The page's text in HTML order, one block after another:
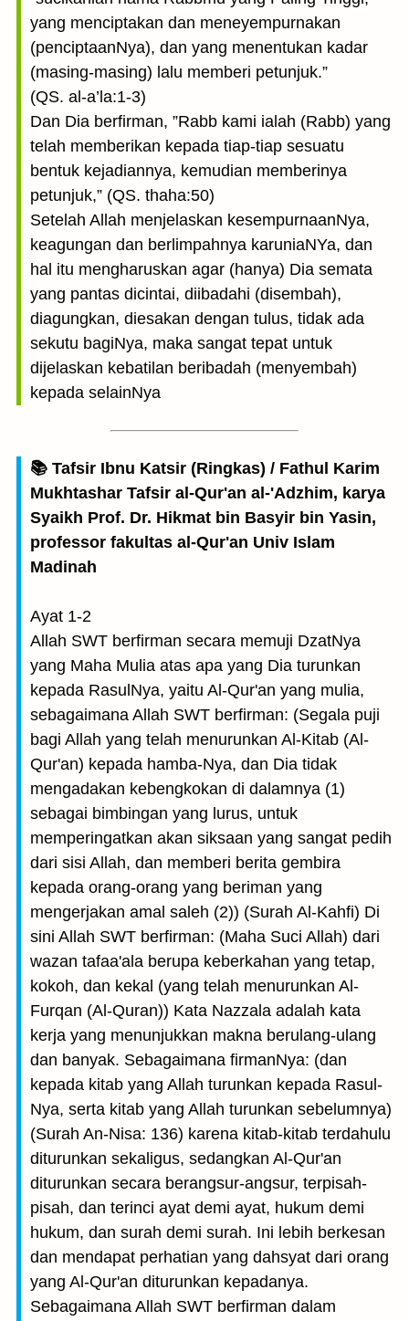
yang menciptakan dan meneyempurnakan
(penciptaanNya), dan yang menentukan kadar
(masing-masing) lalu memberi petunjuk.”
(QS. al-a’la:1-3)
Dan Dia berfirman, ”Rabb kami ialah (Rabb) yang
telah memberikan kepada tiap-tiap sesuatu
bentuk kejadiannya, kemudian memberinya
petunjuk,” (QS. thaha:50)
Setelah Allah menjelaskan kesempurnaanNya,
keagungan dan berlimpahnya karuniaNYa, dan
hal itu mengharuskan agar (hanya) Dia semata
yang pantas dicintai, diibadahi (disembah),
diagungkan, diesakan dengan tulus, tidak ada
sekutu bagiNya, maka sangat tepat untuk
dijelaskan kebatilan beribadah (menyembah)
kepada selainNya
📚 Tafsir Ibnu Katsir (Ringkas) / Fathul Karim
Mukhtashar Tafsir al-Qur'an al-'Adzhim, karya
Syaikh Prof. Dr. Hikmat bin Basyir bin Yasin,
professor fakultas al-Qur'an Univ Islam
Madinah
Ayat 1-2
Allah SWT berfirman secara memuji DzatNya
yang Maha Mulia atas apa yang Dia turunkan
kepada RasulNya, yaitu Al-Qur'an yang mulia,
sebagaimana Allah SWT berfirman: (Segala puji
bagi Allah yang telah menurunkan Al-Kitab (Al-
Qur'an) kepada hamba-Nya, dan Dia tidak
mengadakan kebengkokan di dalamnya (1)
sebagai bimbingan yang lurus, untuk
memperingatkan akan siksaan yang sangat pedih
dari sisi Allah, dan memberi berita gembira
kepada orang-orang yang beriman yang
mengerjakan amal saleh (2)) (Surah Al-Kahfi) Di
sini Allah SWT berfirman: (Maha Suci Allah) dari
wazan tafaa'ala berupa keberkahan yang tetap,
kokoh, dan kekal (yang telah menurunkan Al-
Furqan (Al-Quran)) Kata Nazzala adalah kata
kerja yang menunjukkan makna berulang-ulang
dan banyak. Sebagaimana firmanNya: (dan
kepada kitab yang Allah turunkan kepada Rasul-
Nya, serta kitab yang Allah turunkan sebelumnya)
(Surah An-Nisa: 136) karena kitab-kitab terdahulu
diturunkan sekaligus, sedangkan Al-Qur'an
diturunkan secara berangsur-angsur, terpisah-
pisah, dan terinci ayat demi ayat, hukum demi
hukum, dan surah demi surah. Ini lebih berkesan
dan mendapat perhatian yang dahsyat dari orang
yang Al-Qur'an diturunkan kepadanya.
Sebagaimana Allah SWT berfirman dalam